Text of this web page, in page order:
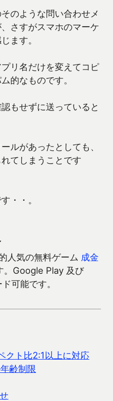
のような問い合わせメ
さすがスマホのマーケ
ます。
リ名だけを変えてコピ
的なものです。
もせずに送っていると
ルがあったとしても、
てしまうことです
・・。
人気の無料ゲーム 成金
。Google Play 及び
可能です。
クト比2:1以上に対応
齢制限